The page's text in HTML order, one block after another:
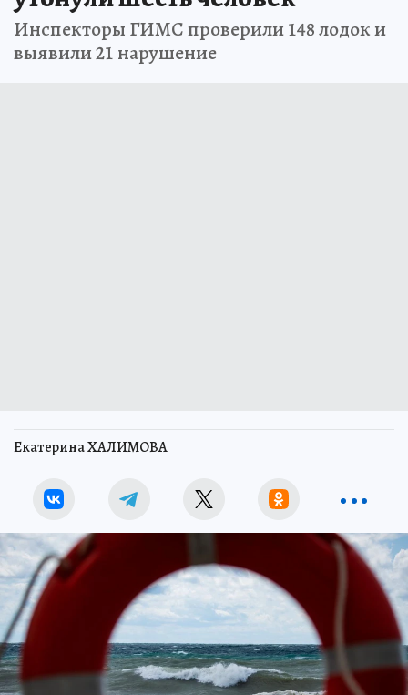
Инспекторы ГИМС проверили 148 лодок и
выявили 21 нарушение
Екатерина ХАЛИМОВА